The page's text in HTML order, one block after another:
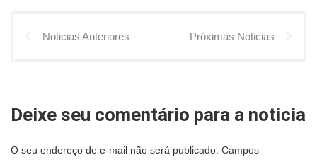
Noticias Anteriores Próximas Noticias
Deixe seu comentário para a noticia
O seu endereço de e-mail não será publicado. Campos